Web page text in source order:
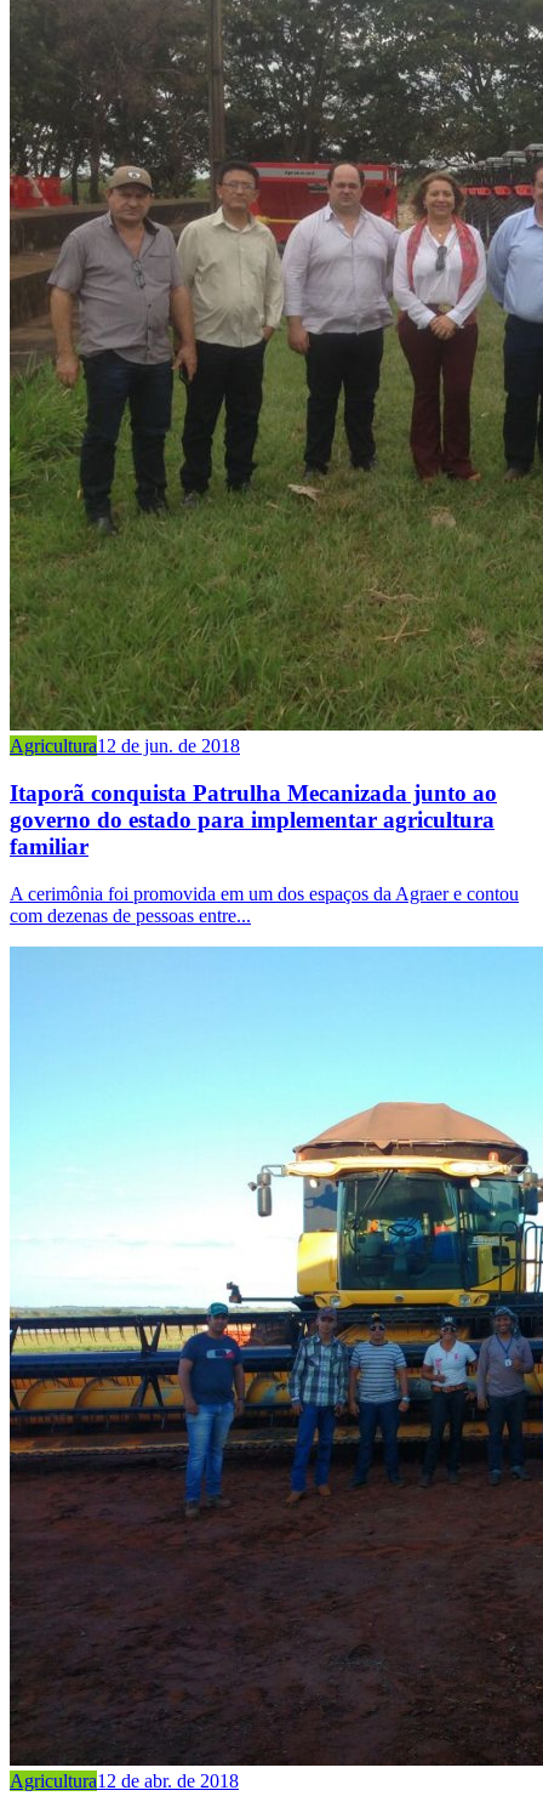
Agricultura12 de jun. de 2018
Itaporã conquista Patrulha Mecanizada junto ao
governo do estado para implementar agricultura
familiar
A cerimônia foi promovida em um dos espaços da Agraer e contou
com dezenas de pessoas entre...
Agricultura12 de abr. de 2018